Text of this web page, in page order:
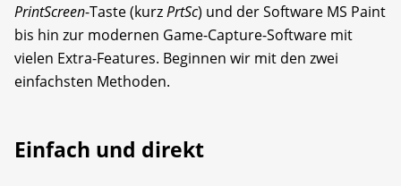
PrintScreen-Taste (kurzPrtSc) und der Software MS Paint
bis hin zur modernen Game-Capture-Software mit
vielen Extra-Features. Beginnen wir mit den zwei
einfachsten Methoden.
Einfach und direkt